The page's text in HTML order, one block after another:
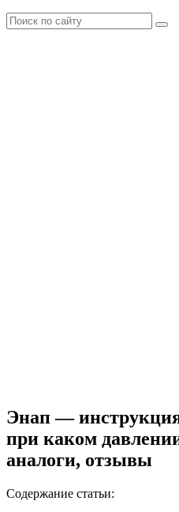
Энап —
при каком
аналоги, отзывы
Содержание статьи: